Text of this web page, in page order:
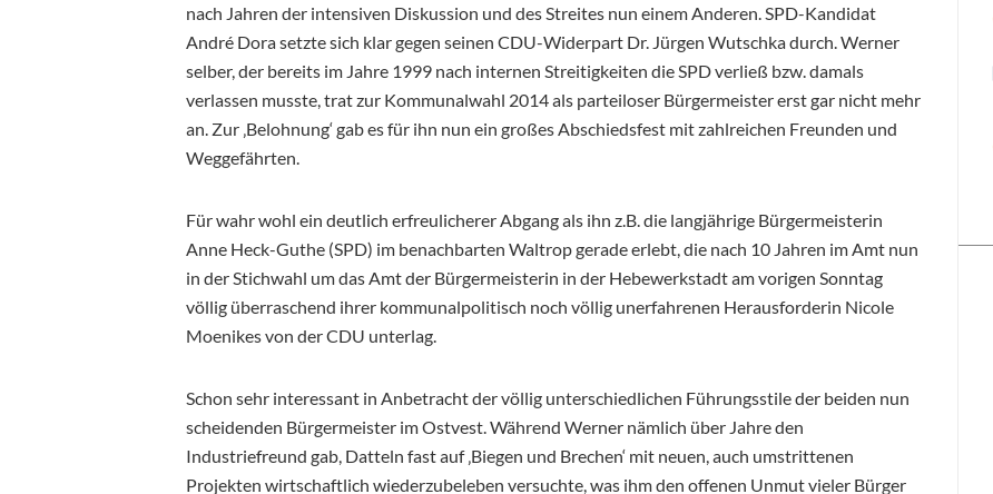
nach Jahren der intensiven Diskussion und des Streites nun einem Anderen. SPD-Kandidat
André Dora setzte sich klar gegen seinen CDU-Widerpart Dr. Jürgen Wutschka durch. Werner
selber, der bereits im Jahre 1999 nach internen Streitigkeiten die SPD verließ bzw. damals
verlassen musste, trat zur Kommunalwahl 2014 als parteiloser Bürgermeister erst gar nicht mehr
an. Zur ‚Belohnung‘ gab es für ihn nun ein großes Abschiedsfest mit zahlreichen Freunden und
Weggefährten.
Für wahr wohl ein deutlich erfreulicherer Abgang als ihn z.B. die langjährige Bürgermeisterin
Anne Heck-Guthe (SPD) im benachbarten Waltrop gerade erlebt, die nach 10 Jahren im Amt nun
in der Stichwahl um das Amt der Bürgermeisterin in der Hebewerkstadt am vorigen Sonntag
völlig überraschend ihrer kommunalpolitisch noch völlig unerfahrenen Herausforderin Nicole
Moenikes von der CDU unterlag.
Schon sehr interessant in Anbetracht der völlig unterschiedlichen Führungsstile der beiden nun
scheidenden Bürgermeister im Ostvest. Während Werner nämlich über Jahre den
Industriefreund gab, Datteln fast auf ‚Biegen und Brechen‘ mit neuen, auch umstrittenen
Projekten wirtschaftlich wiederzubeleben versuchte, was ihm den offenen Unmut vieler Bürger